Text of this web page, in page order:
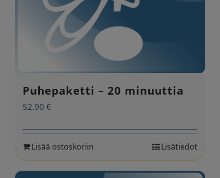
Puhepaketti – 20 minuuttia
52.90 €
Lisää ostoskoriin Lisätiedot